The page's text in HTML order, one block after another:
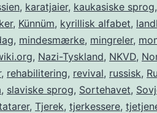
, karatjaier, kaukasiske sprog,
, Künnüm, kyrillisk alfabet,
, mindesmærke, mingreler,
, Nazi-Tyskland, NKVD,
, rehabilitering, revival, russisk,
, slaviske sprog, Sortehavet,
, Tjerek, tjerkessere,